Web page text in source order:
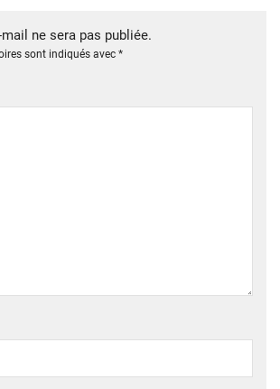
ne sera pas publiée.
sont indiqués avec *